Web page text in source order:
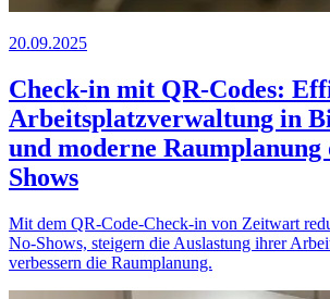
20.09.2025
Check-in mit QR-Codes:
Arbeitsplatzverwaltung in
und moderne Raumplanung
Shows
Mit dem QR-Code-Check-in von Zeitwart
No-Shows, steigern die Auslastung ihrer
verbessern die Raumplanung.